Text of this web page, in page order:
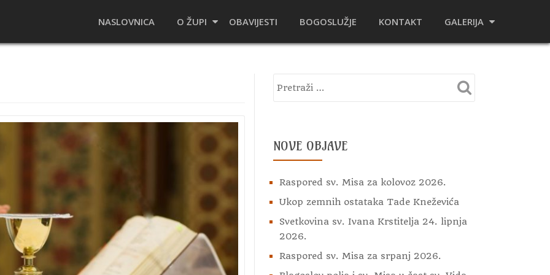
NASLOVNICA O ŽUPI OBAVIJESTI BOGOSLUŽJE KONTAKT GALERIJA
NOVE OBJAVE
Raspored sv. Misa za kolovoz 2026.
Ukop zemnih ostataka Tade Kneževića
Svetkovina sv. Ivana Krstitelja 24. lipnja
2026.
Raspored sv. Misa za srpanj 2026.